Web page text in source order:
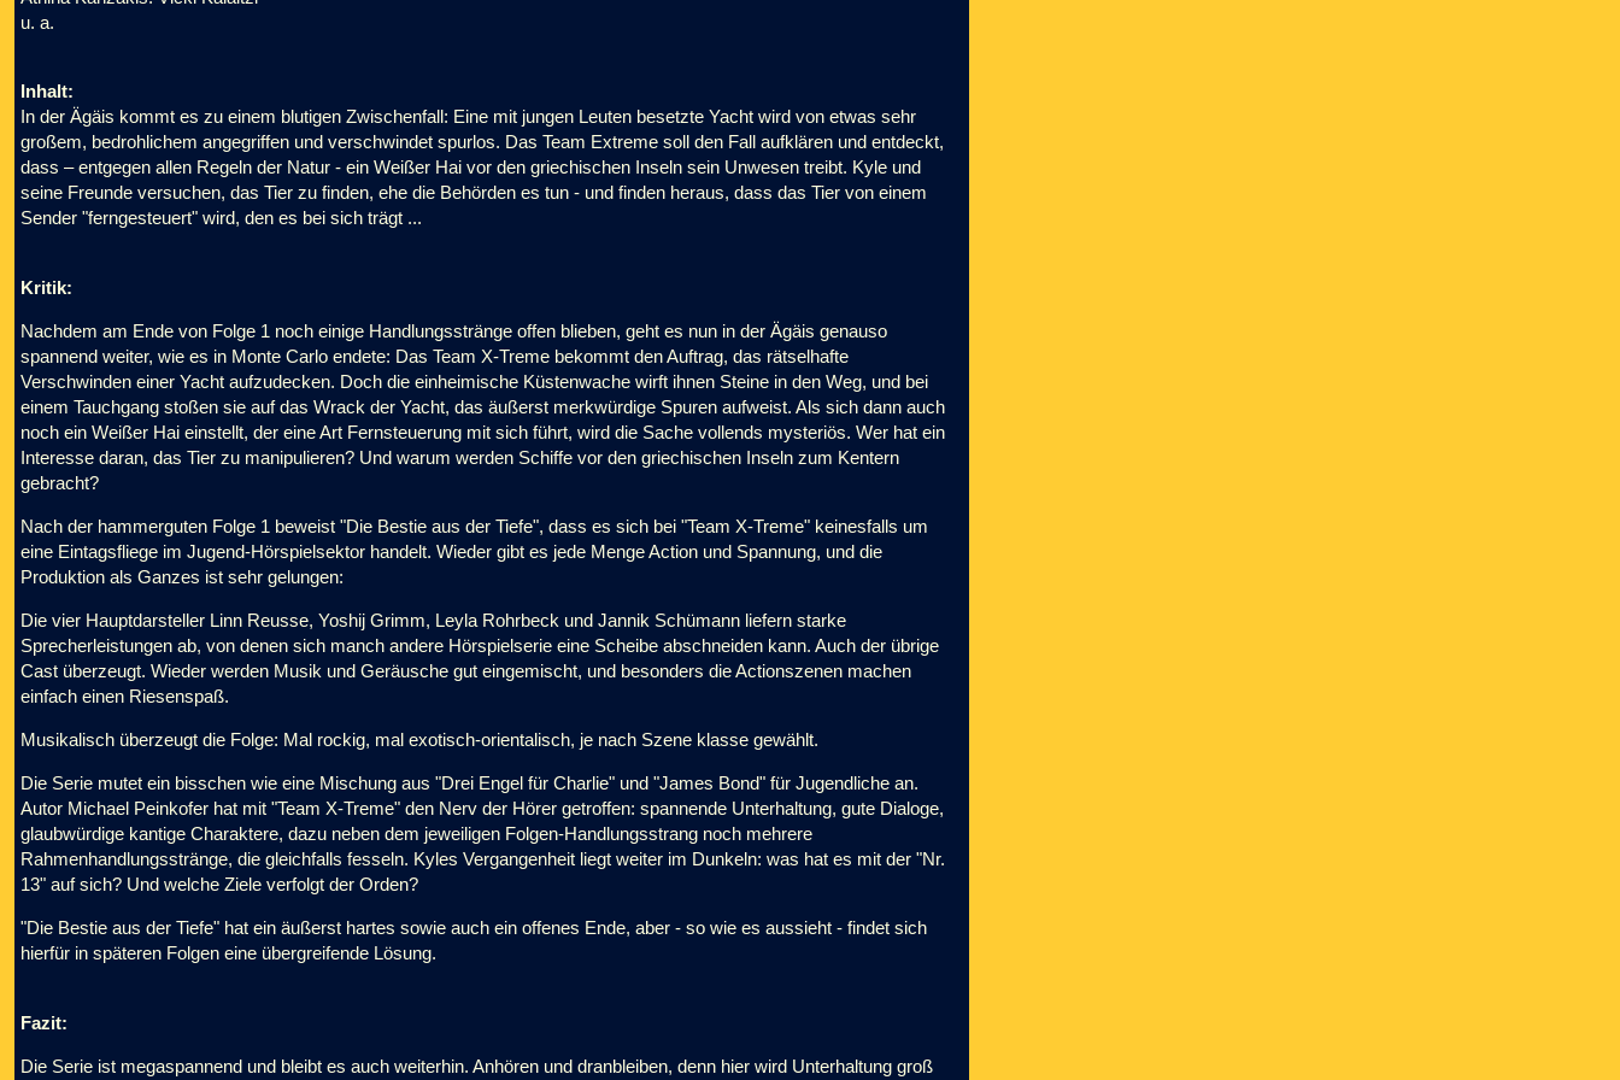
u. a.
Inhalt:
In der Ägäis kommt es zu einem blutigen Zwischenfall: Eine mit jungen Leuten besetzte Yacht wird von etwas sehr
großem, bedrohlichem angegriffen und verschwindet spurlos. Das Team Extreme soll den Fall aufklären und entdeckt,
dass – entgegen allen Regeln der Natur - ein Weißer Hai vor den griechischen Inseln sein Unwesen treibt. Kyle und
seine Freunde versuchen, das Tier zu finden, ehe die Behörden es tun - und finden heraus, dass das Tier von einem
Sender "ferngesteuert" wird, den es bei sich trägt ...
Kritik:
Nachdem am Ende von Folge 1 noch einige Handlungsstränge offen blieben, geht es nun in der Ägäis genauso
spannend weiter, wie es in Monte Carlo endete: Das Team X-Treme bekommt den Auftrag, das rätselhafte
Verschwinden einer Yacht aufzudecken. Doch die einheimische Küstenwache wirft ihnen Steine in den Weg, und bei
einem Tauchgang stoßen sie auf das Wrack der Yacht, das äußerst merkwürdige Spuren aufweist. Als sich dann auch
noch ein Weißer Hai einstellt, der eine Art Fernsteuerung mit sich führt, wird die Sache vollends mysteriös. Wer hat ein
Interesse daran, das Tier zu manipulieren? Und warum werden Schiffe vor den griechischen Inseln zum Kentern
gebracht?
Nach der hammerguten Folge 1 beweist "Die Bestie aus der Tiefe", dass es sich bei "Team X-Treme" keinesfalls um
eine Eintagsfliege im Jugend-Hörspielsektor handelt. Wieder gibt es jede Menge Action und Spannung, und die
Produktion als Ganzes ist sehr gelungen:
Die vier Hauptdarsteller Linn Reusse, Yoshij Grimm, Leyla Rohrbeck und Jannik Schümann liefern starke
Sprecherleistungen ab, von denen sich manch andere Hörspielserie eine Scheibe abschneiden kann. Auch der übrige
Cast überzeugt. Wieder werden Musik und Geräusche gut eingemischt, und besonders die Actionszenen machen
einfach einen Riesenspaß.
Musikalisch überzeugt die Folge: Mal rockig, mal exotisch-orientalisch, je nach Szene klasse gewählt.
Die Serie mutet ein bisschen wie eine Mischung aus "Drei Engel für Charlie" und "James Bond" für Jugendliche an.
Autor Michael Peinkofer hat mit "Team X-Treme" den Nerv der Hörer getroffen: spannende Unterhaltung, gute Dialoge,
glaubwürdige kantige Charaktere, dazu neben dem jeweiligen Folgen-Handlungsstrang noch mehrere
Rahmenhandlungsstränge, die gleichfalls fesseln. Kyles Vergangenheit liegt weiter im Dunkeln: was hat es mit der "Nr.
13" auf sich? Und welche Ziele verfolgt der Orden?
"Die Bestie aus der Tiefe" hat ein äußerst hartes sowie auch ein offenes Ende, aber - so wie es aussieht - findet sich
hierfür in späteren Folgen eine übergreifende Lösung.
Fazit:
Die Serie ist megaspannend und bleibt es auch weiterhin. Anhören und dranbleiben, denn hier wird Unterhaltung groß